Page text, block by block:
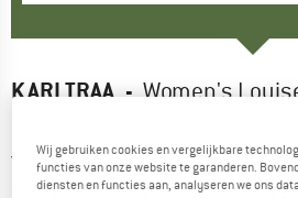
KARI TRAA - Women's
5,0(2)
Wij gebruiken cookies en vergelijkbare
functies van onze website te garanderen.
diensten en functies aan, analyseren we ons